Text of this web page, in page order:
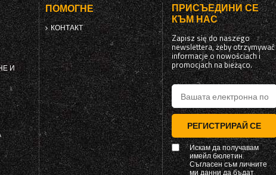
И
ПОМОГНЕ
КОНТАКТ
ПРИСЪЕДИНИ СЕ
КЪМ НАС
Zapisz się do naszego
newslettera, żeby otrzymywać
informacje o nowościach i
promocjach na bieżąco.
РЕГИСТРИРАЙ СЕ
Искам да получавам
имейл бюлетин.
Съгласен съм личните
ми данни да бъдат